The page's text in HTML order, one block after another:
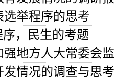
举程序的思考
，民生的考题
地方人大常委会
情况的调查与思考